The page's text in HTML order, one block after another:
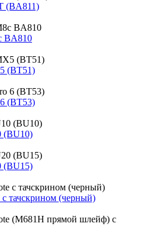
(BA811)
BA810
(BT51)
(BT53)
(BU10)
(BU15)
тачскрином (черный)